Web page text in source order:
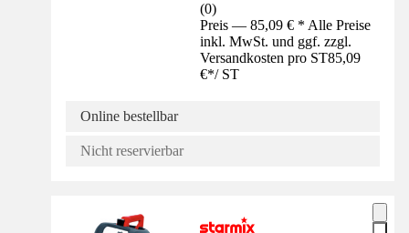
(0)
Preis — 85,09 € * Alle Preise
inkl. MwSt. und ggf. zzgl.
Versandkosten pro ST85,09
€*/ ST
Online bestellbar
Nicht reservierbar